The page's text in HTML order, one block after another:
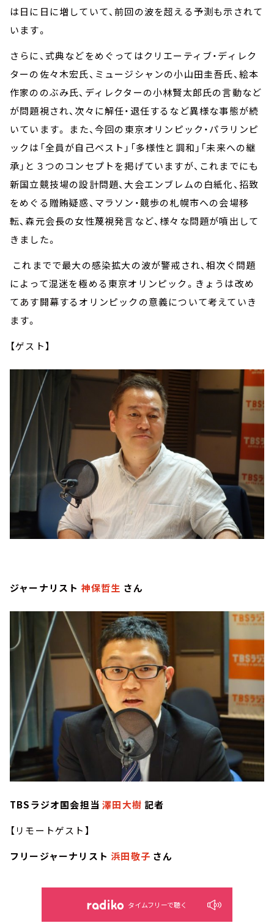
は日に日に増していて、前回の波を超える予測も示されて
います。
さらに、式典などをめぐってはクリエーティブ・ディレク
ターの佐々木宏氏、ミュージシャンの小山田圭吾氏、絵本
作家ののぶみ氏、ディレクターの小林賢太郎氏の言動など
が問題視され、次々に解任・退任するなど異様な事態が続
いています。 また、今回の東京オリンピック・パラリンピ
ックは「全員が自己ベスト」「多様性と調和」「未来への継
承」と３つのコンセプトを掲げていますが、これまでにも
新国立競技場の設計問題、大会エンブレムの白紙化、招致
をめぐる贈賄疑惑、マラソン・競歩の札幌市への会場移
転、森元会長の女性蔑視発言など、様々な問題が噴出して
きました。
これまでで最大の感染拡大の波が警戒され、相次ぐ問題
によって混迷を極める東京オリンピック。きょうは改め
てあす開幕するオリンピックの意義について考えていき
ます。
【ゲスト】
ジャーナリスト 神保哲生 さん
TBSラジオ国会担当 澤田大樹記者
【リモートゲスト】
フリージャーナリスト 浜田敬子 さん
タイムフリーで聴く